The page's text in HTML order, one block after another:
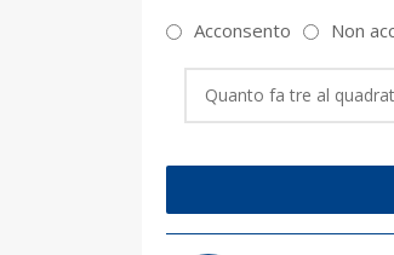
Acconsento Non